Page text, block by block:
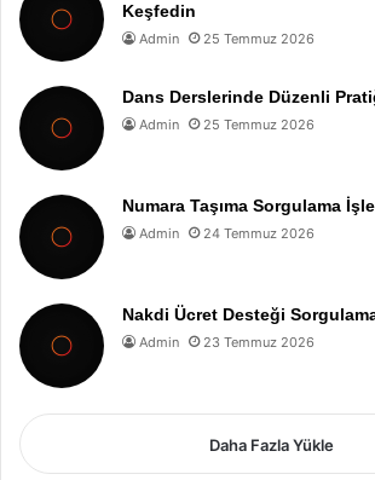
Keşfedin
Admin 25 Temmuz 2026
Dans Derslerinde Düzenli
Admin 25 Temmuz 2026
Numara Taşıma Sorgulama
Admin 24 Temmuz 2026
Nakdi Ücret Desteği
Admin 23 Temmuz 2026
Daha Fazla Yükle